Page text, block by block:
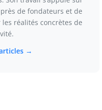
de fondateurs et de
réalités concrètes de
→